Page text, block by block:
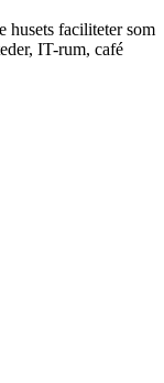
husets faciliteter som
IT-rum, café